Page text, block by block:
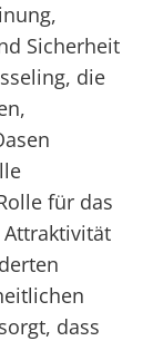
Sicherheit
die
für das
dass